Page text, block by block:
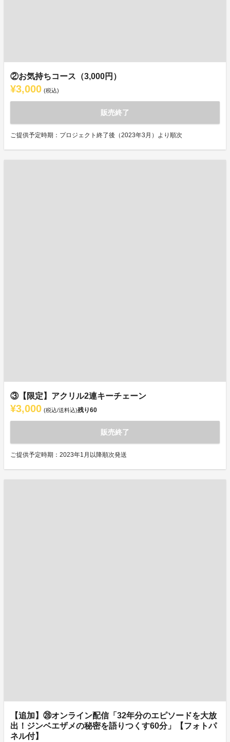
②お気持ちコース（3,000円）
¥3,000 (税込)
販売終了
ご提供予定時期：プロジェクト終了後（2023年3月）より順次
③【限定】アクリル2連キーチェーン
¥3,000 (税込/送料込)残り60
販売終了
ご提供予定時期：2023年1月以降順次発送
【追加】㉘オンライン配信「32年分のエピソードを大放
出！ジンベエザメの秘密を語りつくす60分」【フォトパ
ネル付】